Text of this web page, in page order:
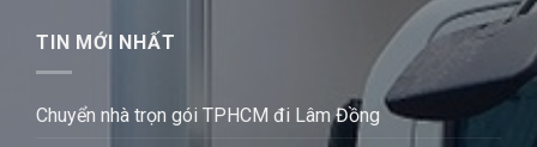
TIN MỚI NHẤT
Chuyển nhà trọn gói TPHCM đi Lâm Đồng